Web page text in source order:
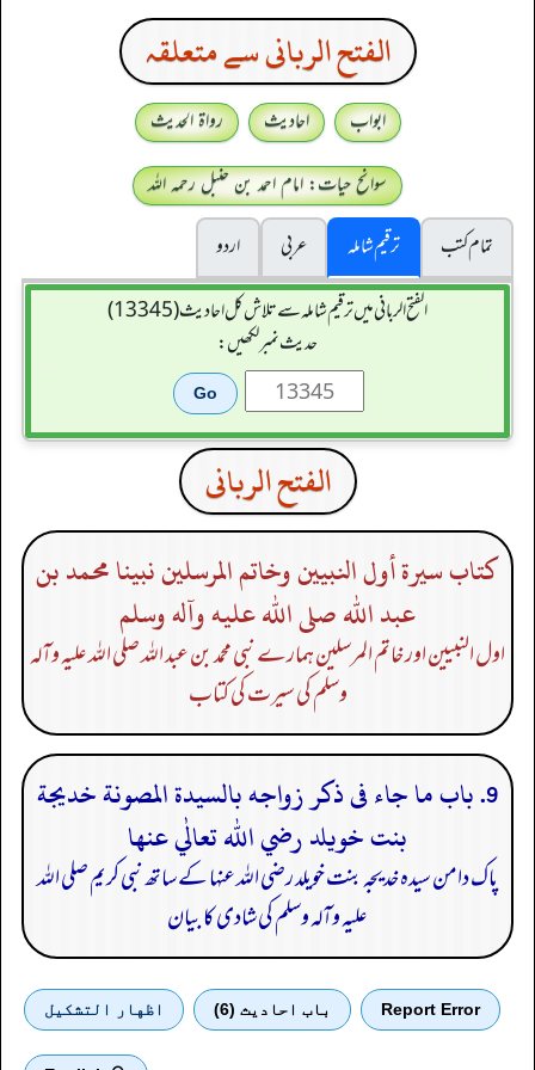
الفتح الربانی سے متعلقہ
ابواب احادیث
رواۃ الحدیث
سوانح حیات: امام احمد بن حنبل رحمہ اللہ
تمام کتب
ترقیم شاملہ عربی
اردو
الفتح الربانی میں ترقیم شاملہ سے تلاش کل احادیث (13345)
حدیث نمبر لکھیں:
الفتح الربانی
كتاب سيرة أول النبيين وخاتم المرسلين نبينا محمد بن
عبد الله صلى الله عليه وآله وسلم
اول النبیین اور خاتم المرسلین ہمارے نبی محمد بن عبد اللہ صلی اللہ علیہ وآلہ
وسلم کی سیرت کی کتاب
9. باب ما جاء فى ذكر زواجه بالسيدة المصونة خديجة
بنت خويلد رضي الله تعالٰي عنها
پاک دامن سیدہ خدیجہ بنت خویلد رضی اللہ عنہا کے ساتھ نبی کریم صلی اللہ
علیہ وآلہ وسلم کی شادی کا بیان
Report Error باب احادیث (6) اظهار التشكيل